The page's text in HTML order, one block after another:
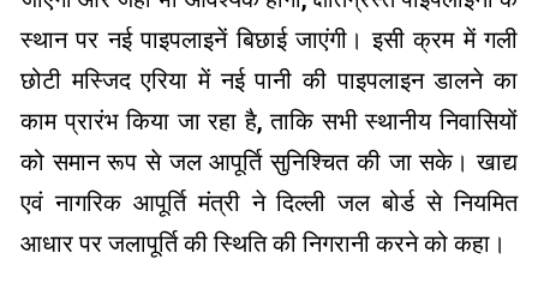
स्थान पर नई पाइपलाइनें बिछाई जाएंगी। इसी क्रम में गली
छोटी मस्जिद एरिया में नई पानी की पाइपलाइन डालने का
काम प्रारंभ किया जा रहा है, ताकि सभी स्थानीय निवासियों
को समान रूप से जल आपूर्ति सुनिश्चित की जा सके। खाद्य
एवं नागरिक आपूर्ति मंत्री ने दिल्ली जल बोर्ड से नियमित
आधार पर जलापूर्ति की स्थिति की निगरानी करने को कहा।